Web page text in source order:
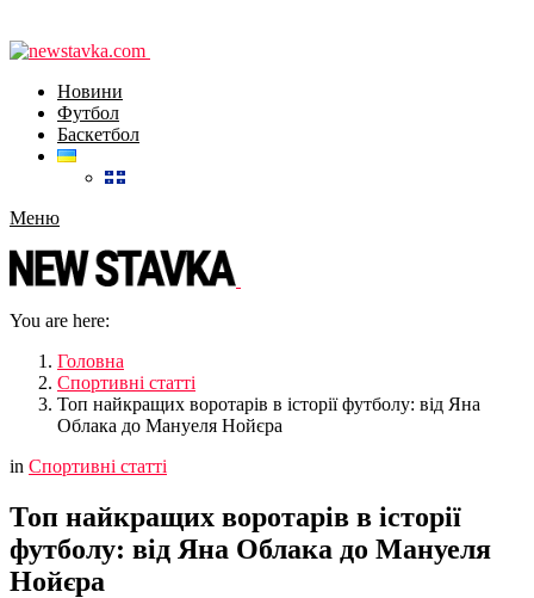
Новини
Футбол
Баскетбол
Меню
You are here:
Головна
Спортивні статті
Топ найкращих воротарів в історії футболу: від Яна
Облака до Мануеля Нойєра
in Спортивні статті
Топ найкращих воротарів в історії
футболу: від Яна Облака до Мануеля
Нойєра